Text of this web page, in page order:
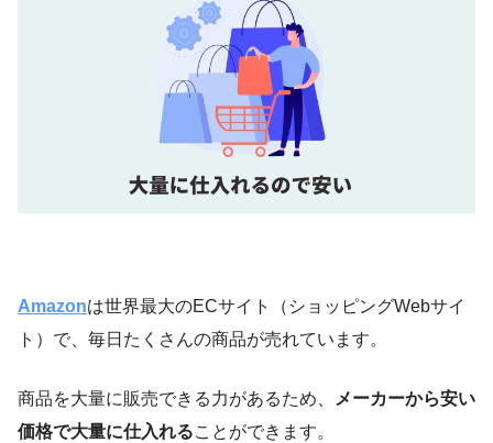
Amazonは世界最大のECサイト（ショッピングWebサイ
ト）で、毎日たくさんの商品が売れています。
商品を大量に販売できる力があるため、
メーカーから安い
価格で大量に仕入れることができます。